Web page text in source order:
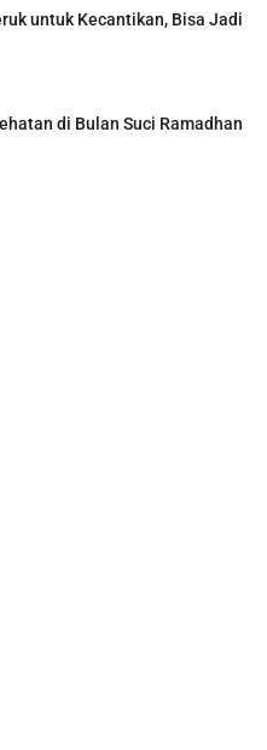
untuk Kecantikan, Bisa Jadi
di Bulan Suci Ramadhan